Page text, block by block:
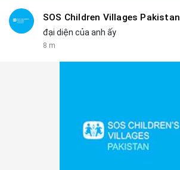
#vlikevn #titanbot
📰 Nguồn: Cointelegraph
SOS Children Villages Pakistan
đại diện của anh ấy
8 m